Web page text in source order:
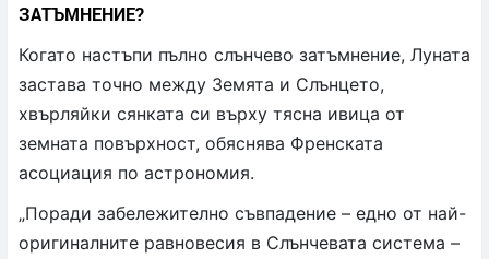
ЗАТЪМНЕНИЕ?
Когато настъпи пълно слънчево затъмнение, Луната
застава точно между Земята и Слънцето,
хвърляйки сянката си върху тясна ивица от
земната повърхност, обяснява Френската
асоциация по астрономия.
„Поради забележително съвпадение – едно от най-
оригиналните равновесия в Слънчевата система –